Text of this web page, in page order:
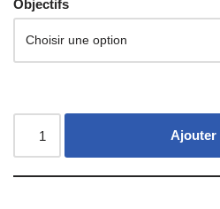
Objectifs
Ajouter